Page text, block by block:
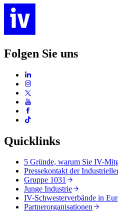
Folgen Sie uns
Quicklinks
5 Gründe, warum Sie IV-
Pressekontakt der
Gruppe 1031
Junge Industrie
IV-Schwesterverbände in
Partnerorganisationen